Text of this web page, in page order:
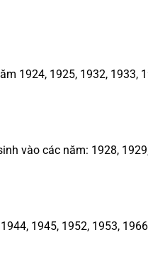
1924, 1925, 1932, 1933,
vào các năm: 1928,
1945, 1952, 1953,